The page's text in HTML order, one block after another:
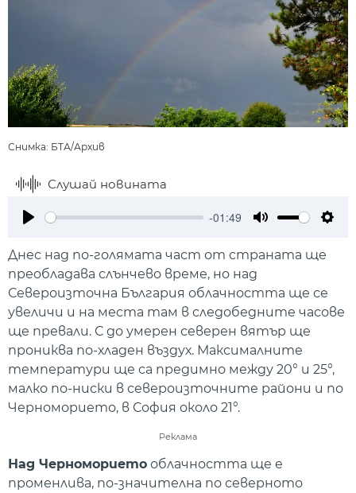
Снимка: БТА/Архив
Слушай новината
-01:49
Днес над по-голямата част от страната ще
преобладава слънчево време, но над
Североизточна България облачността ще се
увеличи и на места там в следобедните часове
ще превали. С до умерен северен вятър ще
прониква по-хладен въздух. Максималните
температури ще са предимно между 20° и 25°,
малко по-ниски в североизточните райони и по
Черноморието, в София около 21°.
Реклама
Над Черноморието облачността ще е
променлива, по-значителна по северното